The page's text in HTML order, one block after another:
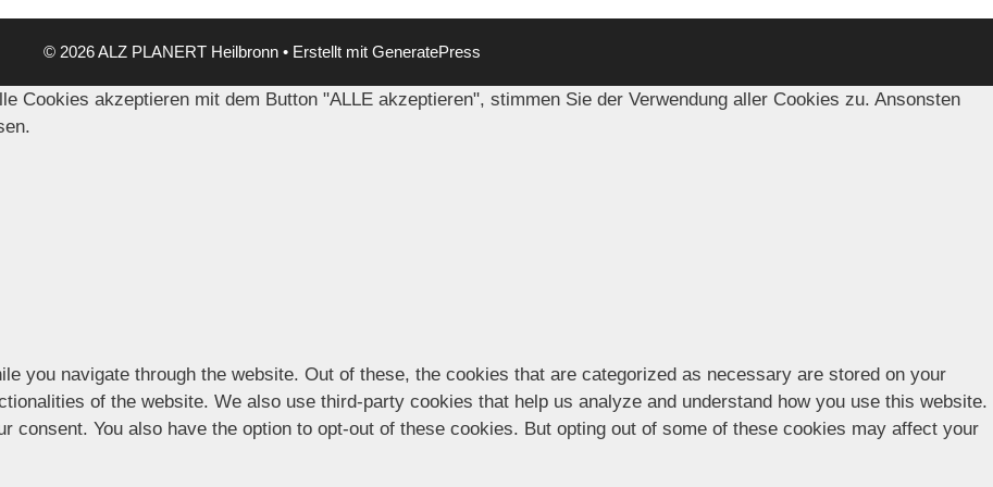
© 2026 ALZ PLANERT Heilbronn • Erstellt mit GeneratePress
Cookies akzeptieren mit dem Button "ALLE akzeptieren", stimmen Sie der Verwendung aller Cookies zu. Ansonsten
you navigate through the website. Out of these, the cookies that are categorized as necessary are stored on your
of the website. We also use third-party cookies that help us analyze and understand how you use this website.
consent. You also have the option to opt-out of these cookies. But opting out of some of these cookies may affect your